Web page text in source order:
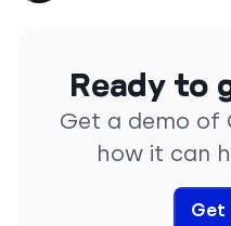
Ready to
Get a demo of
how it can
Get